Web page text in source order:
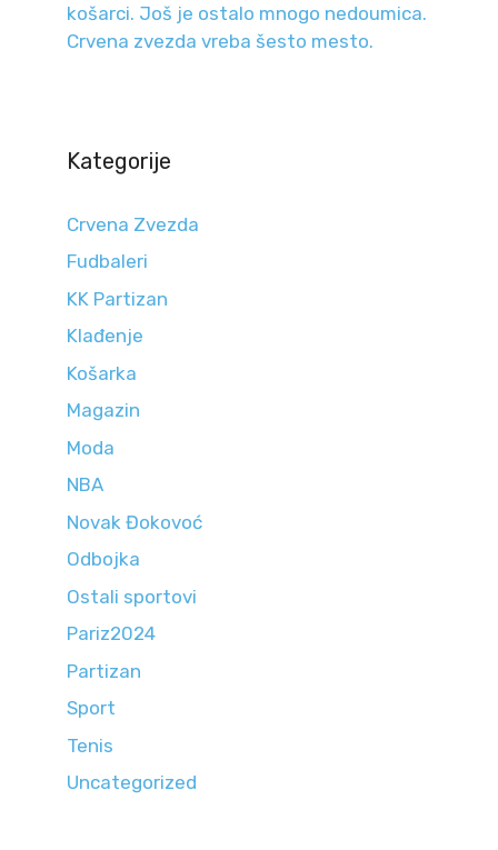
košarci. Još je ostalo mnogo nedoumica.
Crvena zvezda vreba šesto mesto.
Kategorije
Crvena Zvezda
Fudbaleri
KK Partizan
Klađenje
Košarka
Magazin
Moda
NBA
Novak Đokovoć
Odbojka
Ostali sportovi
Pariz2024
Partizan
Sport
Tenis
Uncategorized